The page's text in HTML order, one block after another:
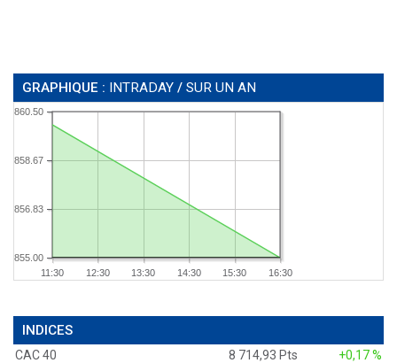
GRAPHIQUE : INTRADAY / SUR UN AN
11:30 12:30 13:30 14:30 15:30 16:30
855.00
856.83
858.67
860.50
INDICES
CAC 40 8 714,93 Pts
+0,17 %